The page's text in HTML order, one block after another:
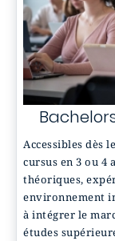
Accessibles dès
cursus en 3 ou 4
théoriques,
environnement
à intégrer le
études